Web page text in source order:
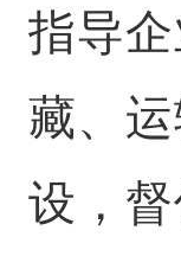
指导
藏、
设，